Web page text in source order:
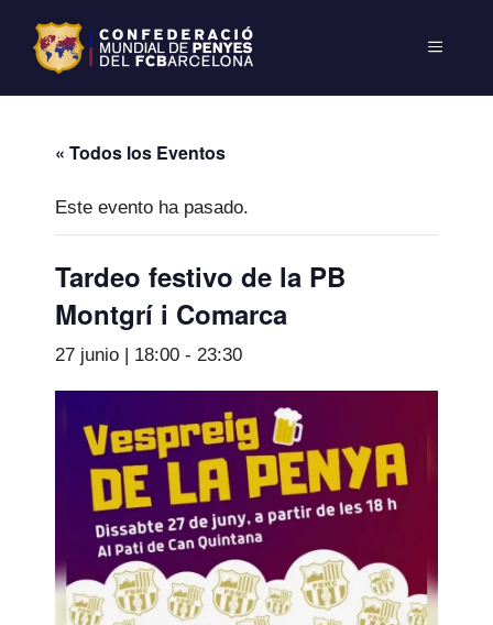
« Todos los Eventos
Este evento ha pasado.
Tardeo festivo de la PB
Montgrí i Comarca
27 junio | 18:00 - 23:30